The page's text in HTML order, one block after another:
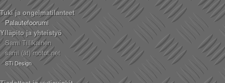
Tuki ja ongelmatilanteet
Palautefoorumi
Ylläpito ja yhteistyö
Sami Tiilikainen
sami (ät) motot.net
STi Design